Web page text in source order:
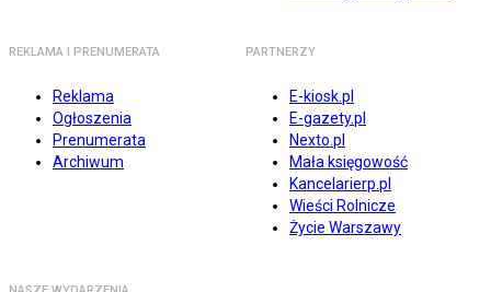
REKLAMA I PRENUMERATA
Reklama
Ogłoszenia
Prenumerata
Archiwum
PARTNERZY
E-kiosk.pl
E-gazety.pl
Nexto.pl
Mała księgowość
Kancelarierp.pl
Wieści Rolnicze
Życie Warszawy